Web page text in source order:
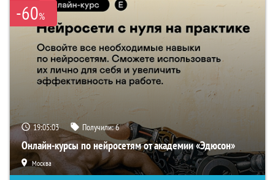
-60%
19:05:02 Получили:6
Онлайн-курсы по нейросетям от академии «Эдюсон»
Москва